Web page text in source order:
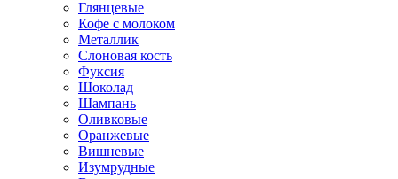
Глянцевые
Кофе с молоком
Металлик
Слоновая кость
Фуксия
Шоколад
Шампань
Оливковые
Оранжевые
Вишневые
Изумрудные